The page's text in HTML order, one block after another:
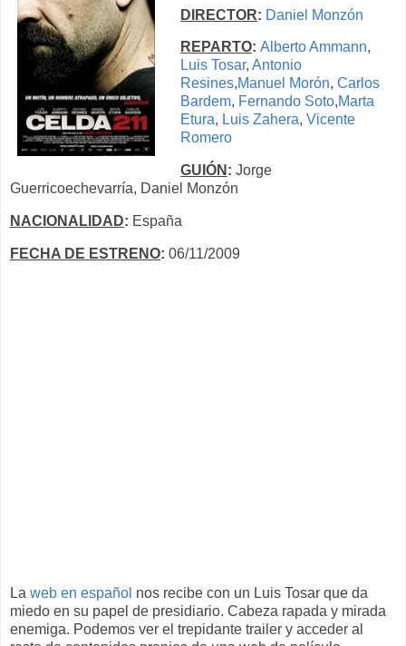
DIRECTOR: Daniel Monzón
REPARTO: Alberto Ammann,
Luis Tosar, Antonio
Resines,Manuel Morón, Carlos
Bardem, Fernando Soto,Marta
Etura, Luis Zahera, Vicente
Romero
GUIÓN : Jorge
Guerricoechevarría, Daniel Monzón
NACIONALIDAD: España
FECHA DE ESTRENO: 06/11/2009
La web en español nos recibe con un Luis Tosar que da
miedo en su papel de presidiario. Cabeza rapada y mirada
enemiga. Podemos ver el trepidante trailer y acceder al